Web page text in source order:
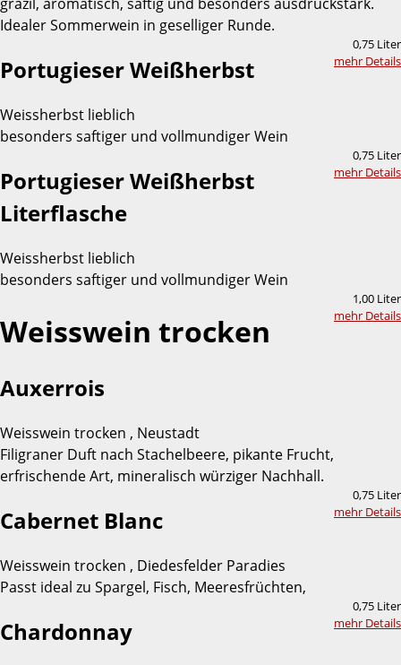
grazil, aromatisch, saftig und besonders ausdruckstark.
Idealer Sommerwein in geselliger Runde.
0,75 Liter
mehr Details
Portugieser Weißherbst
Weissherbst lieblich
besonders saftiger und vollmundiger Wein
0,75 Liter
mehr Details
Portugieser Weißherbst
Literflasche
Weissherbst lieblich
besonders saftiger und vollmundiger Wein
1,00 Liter
mehr Details
Weisswein trocken
Auxerrois
Weisswein trocken , Neustadt
Filigraner Duft nach Stachelbeere, pikante Frucht,
erfrischende Art, mineralisch würziger Nachhall.
0,75 Liter
mehr Details
Cabernet Blanc
Weisswein trocken , Diedesfelder Paradies
Passt ideal zu Spargel, Fisch, Meeresfrüchten,
0,75 Liter
mehr Details
Chardonnay